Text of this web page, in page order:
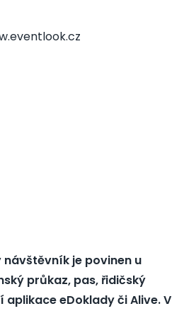
návštěvník je povinen u
průkaz, pas, řidičský
eDoklady či Alive. V